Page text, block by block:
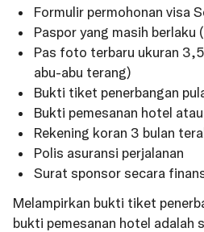
Formulir permohonan visa
Paspor yang masih berlaku
Pas foto terbaru ukuran
abu-abu terang)
Bukti tiket penerbangan
Bukti pemesanan hotel
Rekening koran 3 bulan
Polis asuransi perjalanan
Surat sponsor secara
Melampirkan bukti tiket
bukti pemesanan hotel adalah